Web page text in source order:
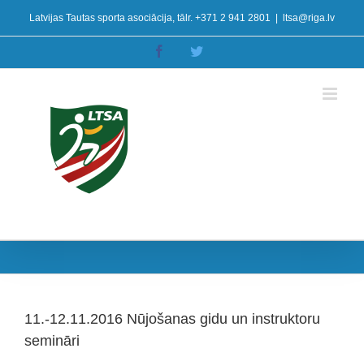
content
Latvijas Tautas sporta asociācija, tālr. +371 2 941 2801 ltsa@riga.lv
Facebook
11.-12.11.2016 Nūjošanas gidu un instruktoru
semināri